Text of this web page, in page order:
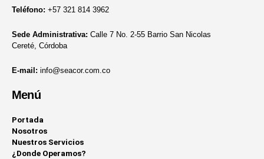
Teléfono: +57 321 814 3962
Sede Administrativa: Calle 7 No. 2-55 Barrio San Nicolas
Cereté, Córdoba
E-mail: info@seacor.com.co
Menú
Portada
Nosotros
Nuestros Servicios
¿Donde Operamos?